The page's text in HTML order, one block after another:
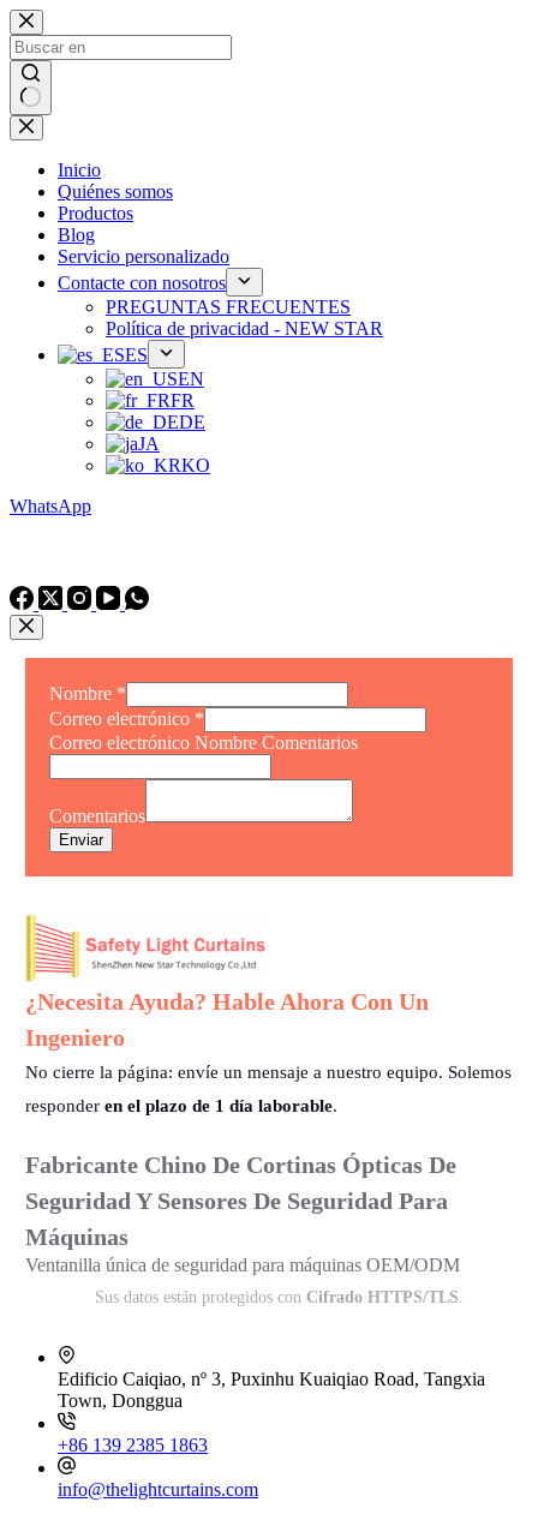
Ir
al
contenido
Sin
resultados
Inicio
Quiénes somos
Productos
Blog
Servicio personalizado
Contacte con nosotros
PREGUNTAS FRECUENTES
Política de privacidad - NEW STAR
ES
EN
FR
DE
JA
KO
WhatsApp
Nombre *
Correo electrónico *
Correo electrónico Nombre Comentarios
Comentarios
Enviar
¿Necesita Ayuda? Hable Ahora Con Un
Ingeniero
No cierre la página: envíe un mensaje a nuestro equipo. Solemos
responderen el plazo de 1 día laborable.
Fabricante Chino De Cortinas Ópticas De
Seguridad Y Sensores De Seguridad Para
Máquinas
Ventanilla única de seguridad para máquinas OEM/ODM
Sus datos están protegidos con Cifrado HTTPS/TLS
Edificio Caiqiao, nº 3, Puxinhu Kuaiqiao Road, Tangxia
Town, Donggua
+86 139 2385 1863
info@thelightcurtains.com